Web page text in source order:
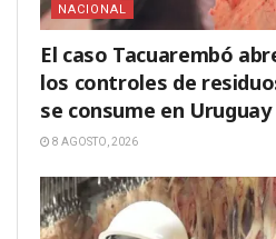
NACIONAL
El caso Tacuarembó
los controles de
se consume en Uruguay
8 AGOSTO, 2026